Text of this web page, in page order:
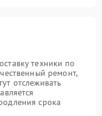
техники по
ремонт,
отслеживать
срока